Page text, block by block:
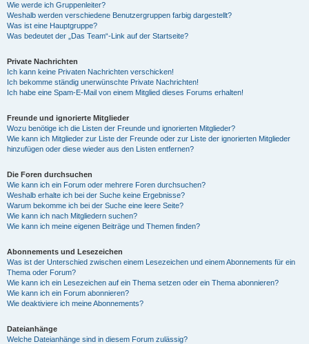
Wie werde ich Gruppenleiter?
Weshalb werden verschiedene Benutzergruppen farbig dargestellt?
Was ist eine Hauptgruppe?
Was bedeutet der „Das Team“-Link auf der Startseite?
Private Nachrichten
Ich kann keine Privaten Nachrichten verschicken!
Ich bekomme ständig unerwünschte Private Nachrichten!
Ich habe eine Spam-E-Mail von einem Mitglied dieses Forums erhalten!
Freunde und ignorierte Mitglieder
Wozu benötige ich die Listen der Freunde und ignorierten Mitglieder?
Wie kann ich Mitglieder zur Liste der Freunde oder zur Liste der ignorierten Mitglieder
hinzufügen oder diese wieder aus den Listen entfernen?
Die Foren durchsuchen
Wie kann ich ein Forum oder mehrere Foren durchsuchen?
Weshalb erhalte ich bei der Suche keine Ergebnisse?
Warum bekomme ich bei der Suche eine leere Seite?
Wie kann ich nach Mitgliedern suchen?
Wie kann ich meine eigenen Beiträge und Themen finden?
Abonnements und Lesezeichen
Was ist der Unterschied zwischen einem Lesezeichen und einem Abonnements für ein
Thema oder Forum?
Wie kann ich ein Lesezeichen auf ein Thema setzen oder ein Thema abonnieren?
Wie kann ich ein Forum abonnieren?
Wie deaktiviere ich meine Abonnements?
Dateianhänge
Welche Dateianhänge sind in diesem Forum zulässig?